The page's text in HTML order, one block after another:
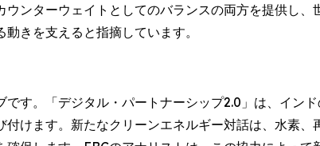
ンターウェイトとしてのバランスの両方を提供し
きを支えると指摘しています。
す。「デジタル・パートナーシップ2.0」は、イン
けます。新たなクリーンエネルギー対話は、水素